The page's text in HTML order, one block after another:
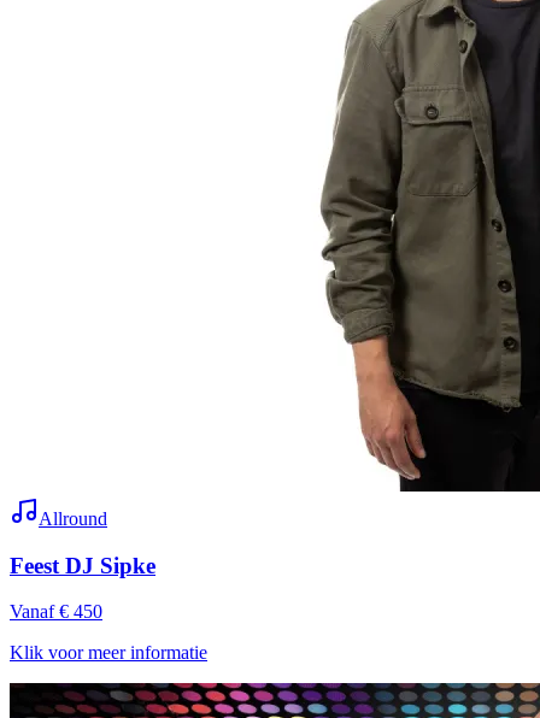
Allround
Feest DJ Sipke
Vanaf € 450
Klik voor meer informatie